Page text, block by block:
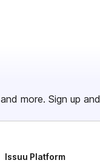
and more. Sign up and
Issuu Platform